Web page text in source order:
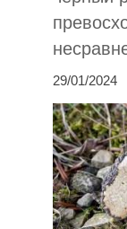
29/01/2024